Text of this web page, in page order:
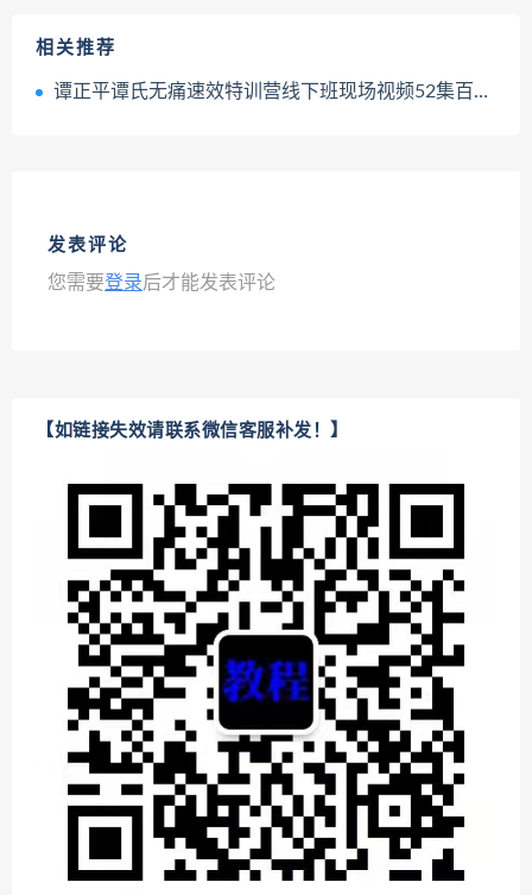
相关推荐
谭正平谭氏无痛速效特训营线下班现场视频52集百度网盘下载学习
发表评论
您需要登录后才能发表评论
【如链接失效请联系微信客服补发！】